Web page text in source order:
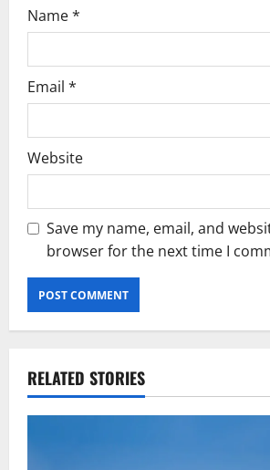
Name*
Email *
Website
Save my name, email, and
browser for the next time I
RELATED STORIES